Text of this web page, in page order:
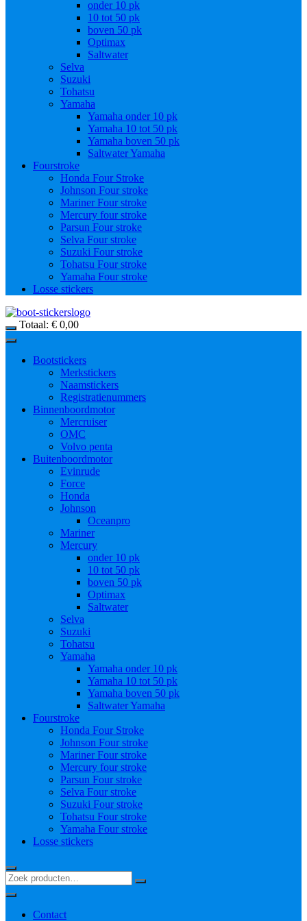
onder 10 pk
10 tot 50 pk
boven 50 pk
Optimax
Saltwater
Selva
Suzuki
Tohatsu
Yamaha
Yamaha onder 10 pk
Yamaha 10 tot 50 pk
Yamaha boven 50 pk
Saltwater Yamaha
Fourstroke
Honda Four Stroke
Johnson Four stroke
Mariner Four stroke
Mercury four stroke
Parsun Four stroke
Selva Four stroke
Suzuki Four stroke
Tohatsu Four stroke
Yamaha Four stroke
Losse stickers
Totaal: € 0,00
Bootstickers
Merkstickers
Naamstickers
Registratienummers
Binnenboordmotor
Mercruiser
OMC
Volvo penta
Buitenboordmotor
Evinrude
Force
Honda
Johnson
Oceanpro
Mariner
Mercury
onder 10 pk
10 tot 50 pk
boven 50 pk
Optimax
Saltwater
Selva
Suzuki
Tohatsu
Yamaha
Yamaha onder 10 pk
Yamaha 10 tot 50 pk
Yamaha boven 50 pk
Saltwater Yamaha
Fourstroke
Honda Four Stroke
Johnson Four stroke
Mariner Four stroke
Mercury four stroke
Parsun Four stroke
Selva Four stroke
Suzuki Four stroke
Tohatsu Four stroke
Yamaha Four stroke
Losse stickers
Contact